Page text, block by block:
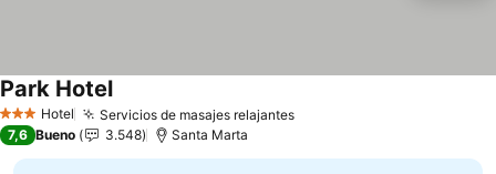
3 Estrellas
Hotel Servicios de masajes relajantes
Park Hotel
7,6 Bueno 3.548 Santa Marta